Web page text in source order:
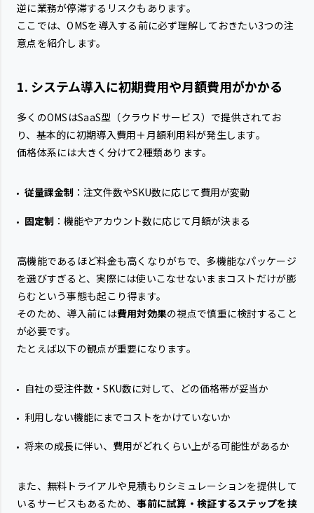
逆に業務が停滞するリスクもあります。
ここでは、OMSを導入する前に必ず理解しておきたい3つの注
意点を紹介します。
1. システム導入に初期費用や月額費用がかかる
多くのOMSはSaaS型（クラウドサービス）で提供されてお
り、基本的に初期導入費用＋月額利用料が発生します。
価格体系には大きく分けて2種類あります。
従量課金制 ：注文件数やSKU数に応じて費用が変動
固定制 ：機能やアカウント数に応じて月額が決まる
高機能であるほど料金も高くなりがちで、多機能なパッケージ
を選びすぎると、実際には使いこなせないままコストだけが膨
らむという事態も起こり得ます。
そのため、導入前には費用対効果の視点で慎重に検討すること
が必要です。
たとえば以下の観点が重要になります。
自社の受注件数・SKU数に対して、どの価格帯が妥当か
利用しない機能にまでコストをかけていないか
将来の成長に伴い、費用がどれくらい上がる可能性があるか
また、無料トライアルや見積もりシミュレーションを提供して
いるサービスもあるため、事前に試算・検証するステップを挟